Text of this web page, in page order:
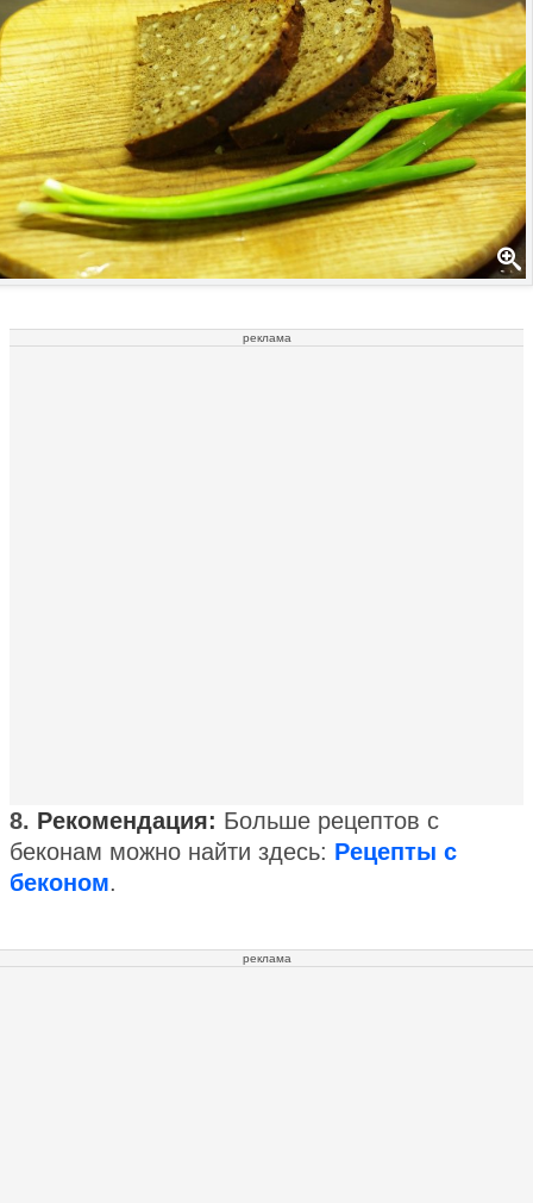
реклама
8. Рекомендация: Больше рецептов с
беконам можно найти здесь: Рецепты с
беконом.
реклама